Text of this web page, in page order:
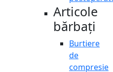
Articole
bărbați
Burtiere
de
compresie